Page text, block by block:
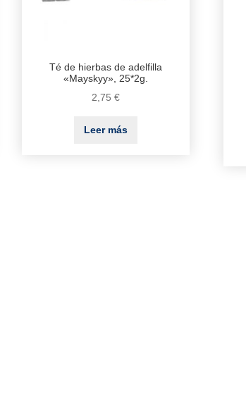
Té de hierbas de adelfilla
«Mayskyy», 25*2g.
2,75€
Leer más